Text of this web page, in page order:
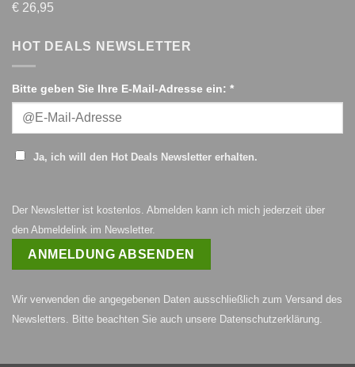
€ 26,95
HOT DEALS NEWSLETTER
Bitte geben Sie Ihre E-Mail-Adresse ein: *
Ja, ich will den Hot Deals Newsletter erhalten.
Der Newsletter ist kostenlos. Abmelden kann ich mich jederzeit über
den Abmeldelink im Newsletter.
Wir verwenden die angegebenen Daten ausschließlich zum Versand des
Newsletters. Bitte beachten Sie auch unsere Datenschutzerklärung